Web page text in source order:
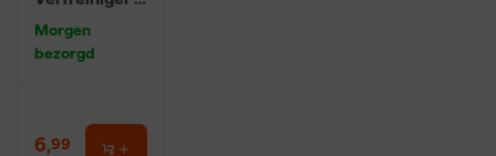
Morgen
bezorgd
6,99